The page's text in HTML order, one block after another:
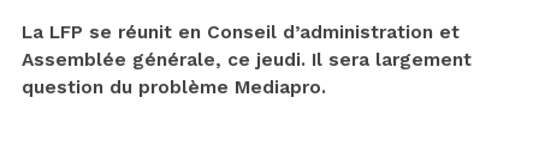
La LFP se réunit en Conseil d’administration et
Assemblée générale, ce jeudi. Il sera largement
question du problème Mediapro.